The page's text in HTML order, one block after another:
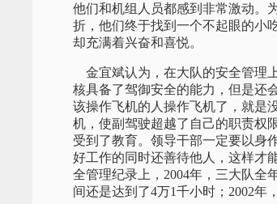
他们和机组人员都感到非常激动。
折，他们终于找到一个不起眼的小
却充满着兴奋和喜悦。
金宜斌认为，在大队的安全管理
核具备了驾御安全的能力，但是还
该操作飞机的人操作飞机了，就是
机，使副驾驶超越了自己的职责权
受到了教育。领导干部一定要以身
好工作的同时还善待他人，这样才
全管理纪录上，2004年，三大队全
间还是达到了4万1千小时；2002年